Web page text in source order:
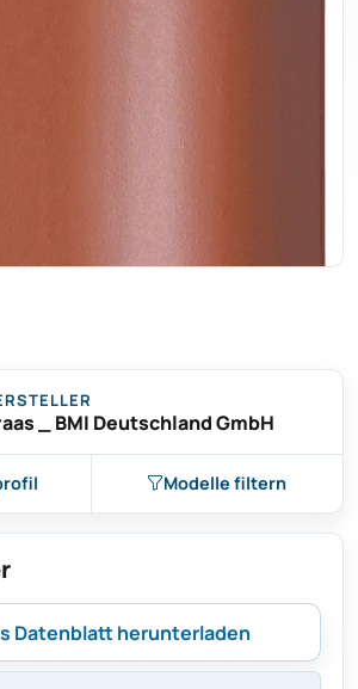
_ BMI Deutschland GmbH
Modelle filtern
Datenblatt herunterladen